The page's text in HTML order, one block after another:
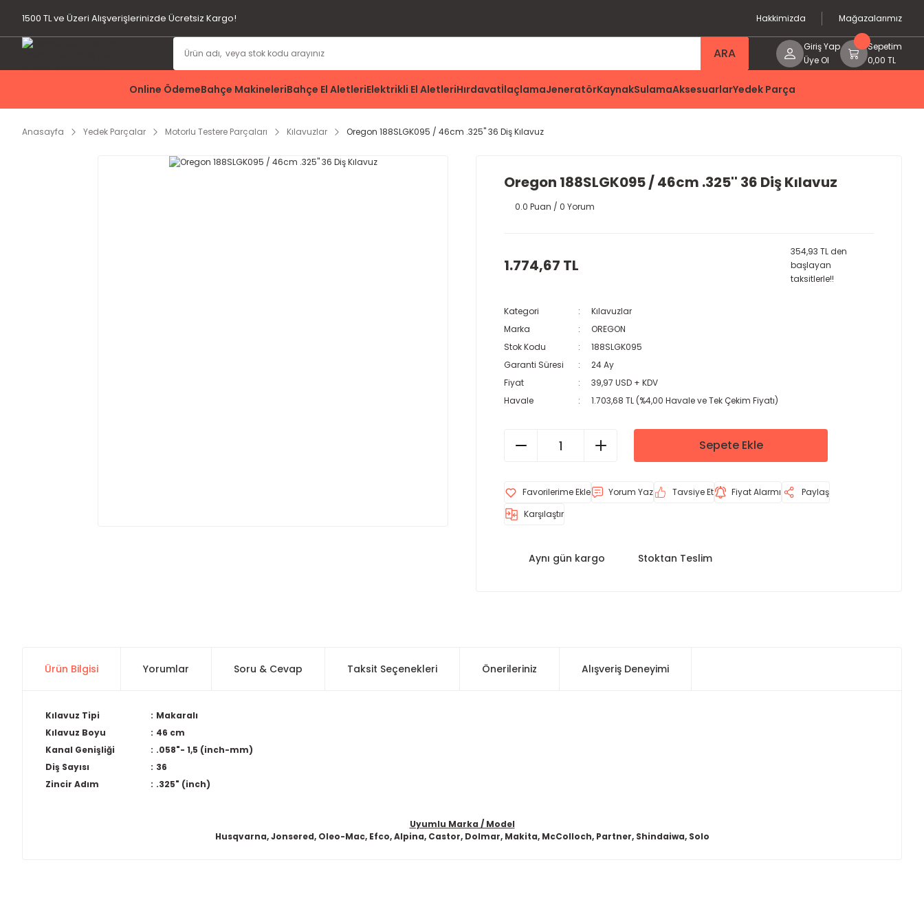
1500 TL ve Üzeri Alışverişlerinizde Ücretsiz Kargo! Hakkimizda Mağazalarımız
ARA
Giriş Yap
Üye Ol
Sepetim
0,00 TL
Online ÖdemeBahçe MakineleriBahçe El AletleriElektrikli El AletleriHırdavatİlaçlamaJeneratörKaynakSulamaAksesuarlarYedek Parça
Anasayfa Yedek Parçalar Motorlu Testere Parçaları Kılavuzlar Oregon 188SLGK095 / 46cm .325'' 36 Diş Kılavuz
Oregon 188SLGK095 / 46cm .325'' 36 Diş Kılavuz
0.0 Puan / 0 Yorum
1.774,67 TL
354,93 TL den
başlayan
taksitlerle!!
Kategori
Kılavuzlar
Marka
OREGON
Stok Kodu
188SLGK095
Garanti Süresi
24 Ay
Fiyat
39,97 USD + KDV
Havale
1.703,68 TL (%4,00 Havale ve Tek Çekim Fiyatı)
Sepete Ekle
Yorum Yaz Tavsiye Et Fiyat Alarmı
Paylaş
Karşılaştır
Aynı gün kargo Stoktan Teslim
Ürün Bilgisi Yorumlar Soru & Cevap Taksit Seçenekleri Önerileriniz Alışveriş Deneyimi
Kılavuz Tipi : Makaralı
Kılavuz Boyu
: 46 cm
Kanal Genişliği
: .058"- 1,5 (inch-mm)
Diş Sayısı
: 36
Zincir Adım
: .325" (inch)
Uyumlu Marka / Model
Husqvarna, Jonsered, Oleo-Mac, Efco, Alpina, Castor, Dolmar, Makita, McColloch, Partner, Shindaiwa, Solo